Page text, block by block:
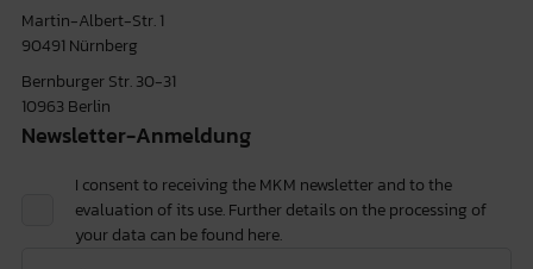
Martin-Albert-Str. 1
90491 Nürnberg
Bernburger Str. 30-31
10963 Berlin
Newsletter-Anmeldung
I consent to receiving the MKM newsletter and to the
evaluation of its use. Further details on the processing of
your data can be found here.